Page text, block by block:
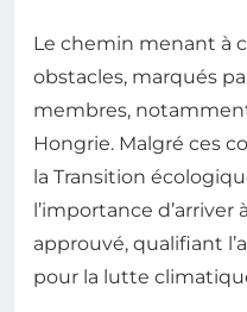
Le chemin menant à
obstacles, marqués
membres,
Hongrie. Malgré ces
la Transition
l’importance
approuvé, qualifiant
pour la lutte